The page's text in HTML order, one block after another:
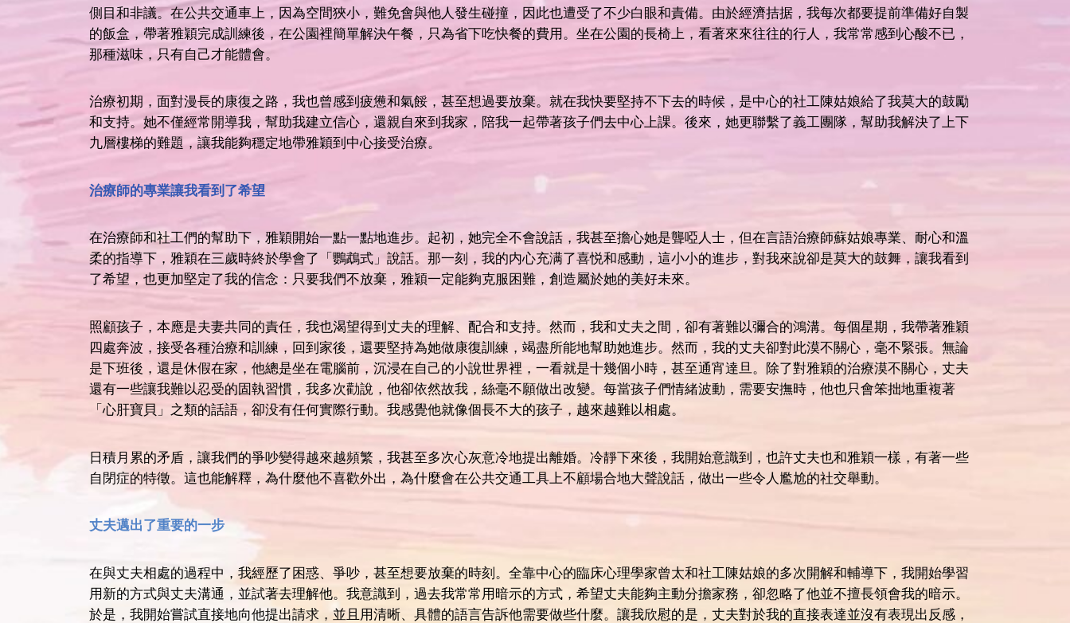
側目和非議。在公共交通車上，因為空間狹小，難免會與他人發生碰撞，因此也遭受了不少白眼和責備。由於經濟拮据，我每次都要提前準備好自製
的飯盒，帶著雅穎完成訓練後，在公園裡簡單解決午餐，只為省下吃快餐的費用。坐在公園的長椅上，看著來來往往的行人，我常常感到心酸不已，
那種滋味，只有自己才能體會。
治療初期，面對漫長的康復之路，我也曾感到疲憊和氣餒，甚至想過要放棄。就在我快要堅持不下去的時候，是中心的社工陳姑娘給了我莫大的鼓勵
和支持。她不僅經常開導我，幫助我建立信心，還親自來到我家，陪我一起帶著孩子們去中心上課。後來，她更聯繫了義工團隊，幫助我解決了上下
九層樓梯的難題，讓我能夠穩定地帶雅穎到中心接受治療。
治療師的專業讓我看到了希望
在治療師和社工們的幫助下，雅穎開始一點一點地進步。起初，她完全不會說話，我甚至擔心她是聾啞人士，但在言語治療師蘇姑娘專業、耐心和溫
柔的指導下，雅穎在三歲時終於學會了「鸚鵡式」說話。那一刻，我的内心充满了喜悦和感動，這小小的進步，對我來說卻是莫大的鼓舞，讓我看到
了希望，也更加堅定了我的信念：只要我們不放棄，雅穎一定能夠克服困難，創造屬於她的美好未來。
照顧孩子，本應是夫妻共同的責任，我也渴望得到丈夫的理解、配合和支持。然而，我和丈夫之間，卻有著難以彌合的鴻溝。每個星期，我帶著雅穎
四處奔波，接受各種治療和訓練，回到家後，還要堅持為她做康復訓練，竭盡所能地幫助她進步。然而，我的丈夫卻對此漠不關心，毫不緊張。無論
是下班後，還是休假在家，他總是坐在電腦前，沉浸在自己的小說世界裡，一看就是十幾個小時，甚至通宵達旦。除了對雅穎的治療漠不關心，丈夫
還有一些讓我難以忍受的固執習慣，我多次勸說，他卻依然故我，絲毫不願做出改變。每當孩子們情緒波動，需要安撫時，他也只會笨拙地重複著
「心肝寶貝」之類的話語，卻没有任何實際行動。我感覺他就像個長不大的孩子，越來越難以相處。
日積月累的矛盾，讓我們的爭吵變得越來越頻繁，我甚至多次心灰意冷地提出離婚。冷靜下來後，我開始意識到，也許丈夫也和雅穎一樣，有著一些
自閉症的特徵。這也能解釋，為什麼他不喜歡外出，為什麼會在公共交通工具上不顧場合地大聲說話，做出一些令人尷尬的社交舉動。
丈夫邁出了重要的一步
在與丈夫相處的過程中，我經歷了困惑、爭吵，甚至想要放棄的時刻。全靠中心的臨床心理學家曾太和社工陳姑娘的多次開解和輔導下，我開始學習
用新的方式與丈夫溝通，並試著去理解他。我意識到，過去我常常用暗示的方式，希望丈夫能夠主動分擔家務，卻忽略了他並不擅長領會我的暗示。
於是，我開始嘗試直接地向他提出請求，並且用清晰、具體的語言告訴他需要做些什麼。讓我欣慰的是，丈夫對於我的直接表達並沒有表現出反感，